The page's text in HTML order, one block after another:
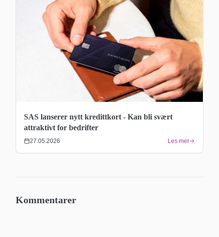
SAS lanserer nytt kredittkort - Kan bli svært
attraktivt for bedrifter
27.05.2026 Les mer
Kommentarer